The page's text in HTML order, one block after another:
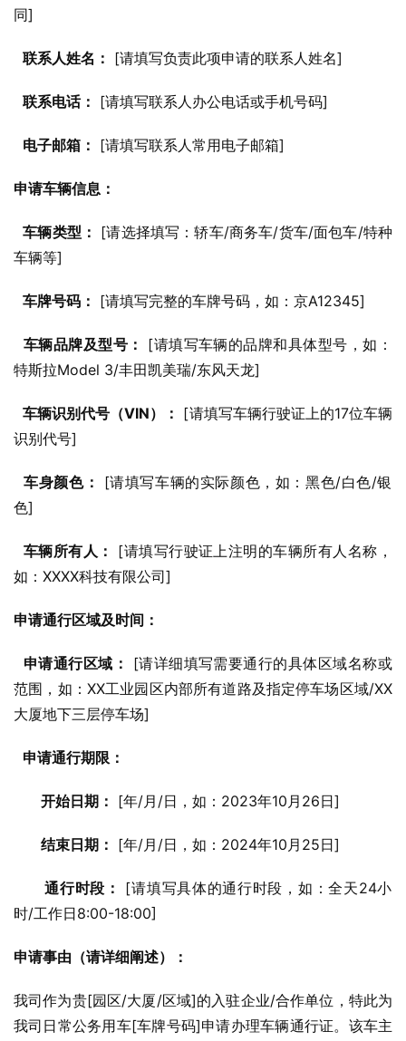
同]
联系人姓名： [请填写负责此项申请的联系人姓名]
联系电话： [请填写联系人办公电话或手机号码]
电子邮箱： [请填写联系人常用电子邮箱]
申请车辆信息：
车辆类型： [请选择填写：轿车/商务车/货车/面包车/特种
车辆等]
车牌号码： [请填写完整的车牌号码，如：京A12345]
车辆品牌及型号：
[请填写车辆的品牌和具体型号，如：
特斯拉Model 3/丰田凯美瑞/东风天龙]
车辆识别代号（VIN）： [请填写车辆行驶证上的17位车辆
识别代号]
车身颜色：
[请填写车辆的实际颜色，如：黑色/白色/银
色]
车辆所有人：
[请填写行驶证上注明的车辆所有人名称，
如：XXXX科技有限公司]
申请通行区域及时间：
申请通行区域：
[请详细填写需要通行的具体区域名称或
范围，如：XX工业园区内部所有道路及指定停车场区域/XX
大厦地下三层停车场]
申请通行期限：
开始日期： [年/月/日，如：2023年10月26日]
结束日期： [年/月/日，如：2024年10月25日]
通行时段：
[请填写具体的通行时段，如：全天24小
时/工作日8:00-18:00]
申请事由（请详细阐述）：
我司作为贵[园区/大厦/区域]的入驻企业/合作单位，特此为
我司日常公务用车[车牌号码]申请办理车辆通行证。该车主